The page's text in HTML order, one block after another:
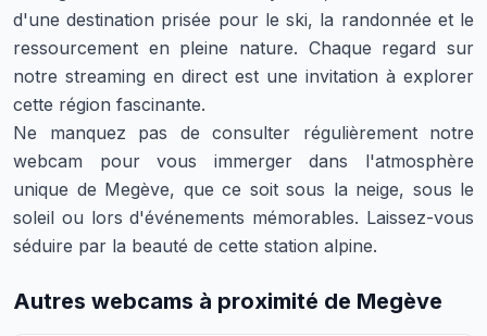
d'une destination prisée pour le ski, la randonnée et le
ressourcement en pleine nature. Chaque regard sur
notre streaming en direct est une invitation à explorer
cette région fascinante.
Ne manquez pas de consulter régulièrement notre
webcam pour vous immerger dans l'atmosphère
unique de Megève, que ce soit sous la neige, sous le
soleil ou lors d'événements mémorables. Laissez-vous
séduire par la beauté de cette station alpine.
Autres webcams à proximité de Megève